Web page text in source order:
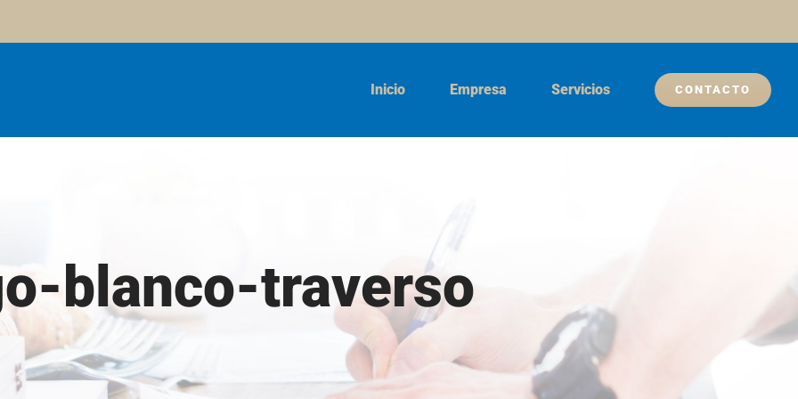
Inicio Empresa Servicios CONTACTO
blanco-traverso